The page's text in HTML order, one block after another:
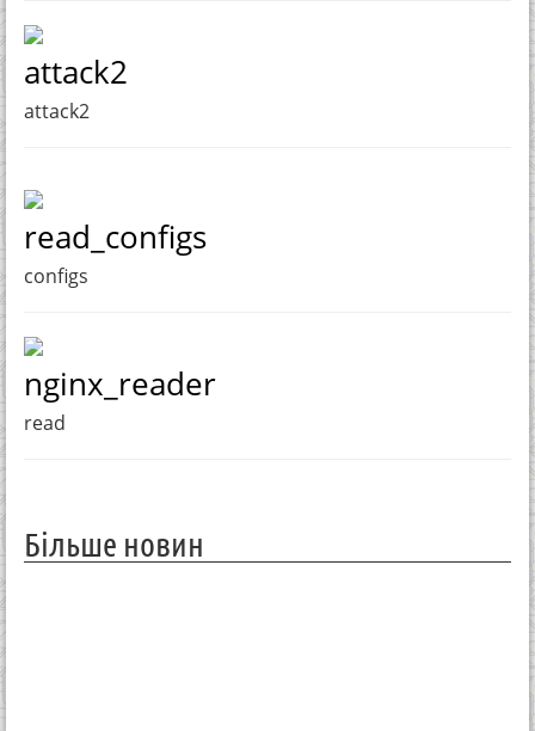
attack2
attack2
read_configs
configs
nginx_reader
read
Більше новин